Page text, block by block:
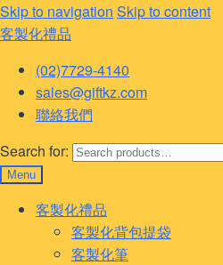
Skip to navigation Skip to content
客製化禮品
(02)7729-4140
sales@giftkz.com
聯絡我們
Search for:
Menu
客製化禮品
客製化背包提袋
客製化筆